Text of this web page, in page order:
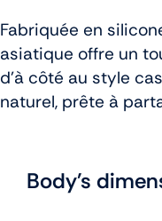
Fabriquée en
asiatique offre un
d’à côté au style
naturel, prête à
Body's